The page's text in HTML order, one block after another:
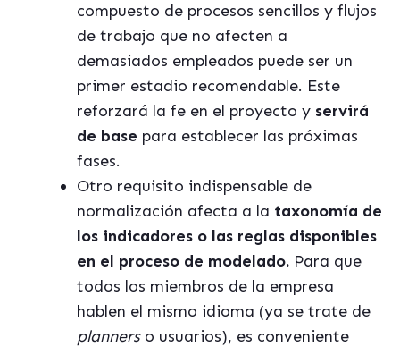
compuesto de procesos sencillos y flujos
de trabajo que no afecten a
demasiados empleados puede ser un
primer estadio recomendable. Este
reforzará la fe en el proyecto y servirá
de base para establecer las próximas
fases.
Otro requisito indispensable de
normalización afecta a la taxonomía de
los indicadores o las reglas disponibles
en el proceso de modelado. Para que
todos los miembros de la empresa
hablen el mismo idioma (ya se trate de
planners o usuarios), es conveniente